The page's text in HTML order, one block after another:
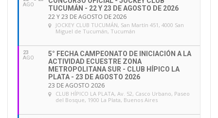
AGO
TUCUMÁN - 22 Y 23 DE AGOSTO DE 2026
22 Y 23 DE AGOSTO DE 2026
JOCKEY CLUB TUCUMÁN, San Martín 451, 4000 San
Miguel de Tucumán, Tucumán
23
AGO
5° FECHA CAMPEONATO DE INICIACIÓN A LA
ACTIVIDAD ECUESTRE ZONA
METROPOLITANA SUR - CLUB HÍPICO LA
PLATA - 23 DE AGOSTO 2026
23 DE AGOSTO 2026
CLUB HÍPICO LA PLATA, Av. 52, Casco Urbano, Paseo
del Bosque, 1900 La Plata, Buenos Aires